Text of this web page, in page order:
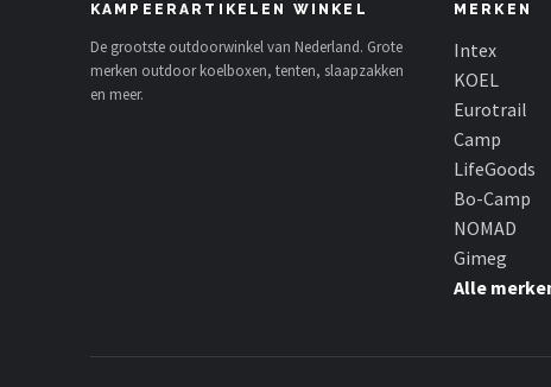
KAMPEERARTIKELEN WINKEL
De grootste outdoorwinkel van Nederland. Grote
merken outdoor koelboxen, tenten, slaapzakken
en meer.
MERKEN
Intex
KOEL
Eurotrail
Camp
LifeGoods
Bo-Camp
NOMAD
Gimeg
Alle